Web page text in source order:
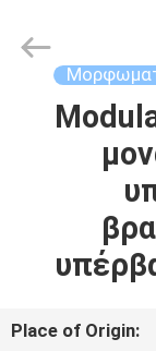
ΣΠΊΤΙ
ΠΡΟΪΌΝΤΑ
ΣΧΕΤΙΚΆ
ΕΜΆΣ
POWER
GROUP.
Place of Origin: